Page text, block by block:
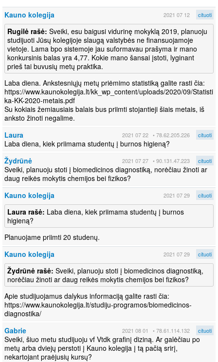
Kauno kolegija 2021 07 12 cituoti
Rugilė rašė: Sveiki, esu baigusi vidurinę mokyklą 2019, planuoju
studijuoti Jūsų kolegijoje slaugą valstybės ne finansuojamoje
vietoje. Lama bpo sistemoje jau suformavau prašyma ir mano
konkursinis balas yra 4,77. Kokie mano šansai įstoti, lyginant
prieš tai buvusių metų praktika.
Laba diena. Ankstesniųjų metų priėmimo statistiką galite rasti čia:
https://www.kaunokolegija.lt/kk_wp_content/uploads/2020/09/Statisti
ka-KK-2020-metais.pdf
Su kokiais žemiausiais balais bus priimti stojantieji šiais metais, iš
anksto žinoti negalime.
Laura
2021 07 22 • 78.62.205.226 cituoti
Laba diena, kiek priimama studentų į burnos higieną?
Žydrūnė
2021 07 27 • 90.131.47.223 cituoti
Sveiki, planuoju stoti į biomedicinos diagnostiką, norėčiau žinoti ar
daug reikės mokytis chemijos bei fizikos?
Kauno kolegija
2021 07 29 cituoti
Laura rašė: Laba diena, kiek priimama studentų į burnos
higieną?
Planuojame priimti 20 studenų.
Kauno kolegija
2021 07 29 cituoti
Žydrūnė rašė: Sveiki, planuoju stoti į biomedicinos diagnostiką,
norėčiau žinoti ar daug reikės mokytis chemijos bei fizikos?
Apie studijuojamus dalykus informaciją galite rasti čia:
https://www.kaunokolegija.lt/studiju-programos/biomedicinos-
diagnostika/
Gabrie
2021 08 01 • 78.61.114.132 cituoti
Sveiki, šiuo metu studijuoju vf Vtdk grafinį diziną. Ar galėčiau po
metų arba dviejų perstoti į Kauno kolegija į tą pačią srirį,
nekartojant praėjusių kursų?